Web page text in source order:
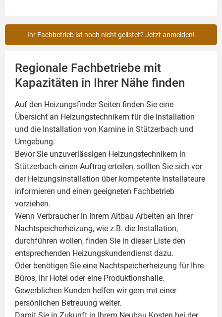
Ihr Fachbetrieb ist noch nicht gelistet? Jetzt anmelden!
Regionale Fachbetriebe mit
Kapazitäten in Ihrer Nähe finden
Auf den Heizungsfinder Seiten finden Sie eine
Übersicht an Heizungstechnikern für die Installation
und die Installation von Kamine in Stützerbach und
Umgebung.
Bevor Sie unzuverlässigen Heizungstechnikern in
Stützerbach einen Auftrag erteilen, sollten Sie sich vor
der Heizungsinstallation über kompetente Installateure
informieren und einen geeigneten Fachbetrieb
vorziehen.
Wenn Verbraucher in Ihrem Altbau Arbeiten an Ihrer
Nachtspeicherheizung, wie z.B. die Installation,
durchführen wollen, finden Sie in dieser Liste den
entsprechenden Heizungskundendienst dazu.
Oder benötigen Sie eine Nachtspeicherheizung für Ihre
Büros, Ihr Hotel oder eine Produktionshalle.
Gewerblichen Kunden helfen wir gern mit einer
persönlichen Betreuung weiter.